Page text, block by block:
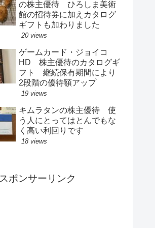
の株主優待 ひろしま美術
館の招待券に加えカタログ
ギフトも加わりました
20 views
ゲームカード・ジョイコ
HD 株主優待のカタログギ
フト 継続保有期間により
2段階の優待額アップ
19 views
キムラタンの株主優待 使
う人にとってはとんでもな
く高い利回りです
18 views
スポンサーリンク